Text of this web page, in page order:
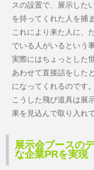
スの設置で、展示した
を持ってくれた人を捕
これにより来た人に、
でいる人がいるという
実際にはちょっとした
あわせて直接話をした
になってくれるのです。
こうした飛び道具は展
果を見込んで取り入れ
展示会ブースの
な企業PRを実現